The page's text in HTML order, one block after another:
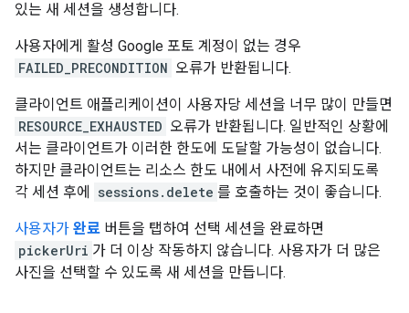
있는 새 세션을 생성합니다.
사용자에게 활성 Google 포토 계정이 없는 경우
FAILED_PRECONDITION 오류가 반환됩니다.
클라이언트 애플리케이션이 사용자당 세션을 너무 많이 만들면
RESOURCE_EXHAUSTED 오류가 반환됩니다. 일반적인 상황에
서는 클라이언트가 이러한 한도에 도달할 가능성이 없습니다.
하지만 클라이언트는 리소스 한도 내에서 사전에 유지되도록
각 세션 후에
sessions.delete 를 호출하는 것이 좋습니다.
사용자가 완료 버튼을 탭하여 선택 세션을 완료하면
pickerUri 가 더 이상 작동하지 않습니다. 사용자가 더 많은
사진을 선택할 수 있도록 새 세션을 만듭니다.